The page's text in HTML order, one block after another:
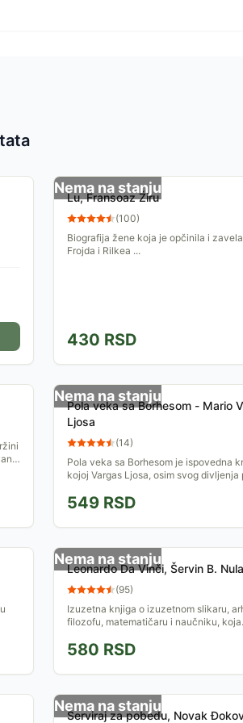
Nema na stanju
Lu, Fransoaz Žiru
(100)
Biografija žene koja je opčinila i
Frojda i Rilkea ...
430 RSD
Nema na stanju
Pola veka sa Borhesom - Mario
Ljosa
(14)
Pola veka sa Borhesom je ispovedna
kojoj Vargas Ljosa, osim svog divljenja
romanopisca...
549 RSD
Nema na stanju
Leonardo Da Vinči, Šervin B.
(95)
Izuzetna knjiga o izuzetnom slikaru,
filozofu, matematičaru i naučniku, koja
radoznalosti.
580 RSD
Nema na stanju
Serviraj za pobedu, Novak